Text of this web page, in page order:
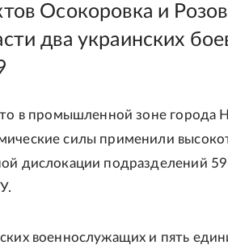
Осокоровка и
два украинских
в промышленной зоне города
силы применили
дислокации подразделений
военнослужащих и пять